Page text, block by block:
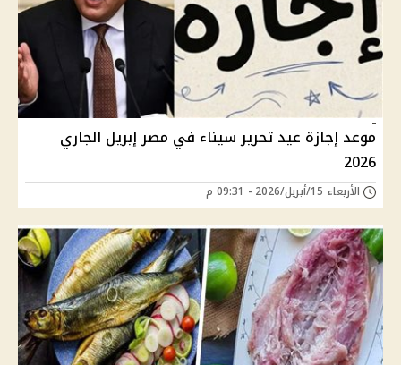
موعد إجازة عيد تحرير سيناء في مصر إبريل الجاري
2026
الأربعاء 15/أبريل/2026 - 09:31 م